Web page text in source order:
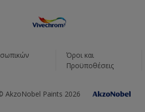
Όροι και
Προϋποθέσεις
AkzoNobel Paints 2026